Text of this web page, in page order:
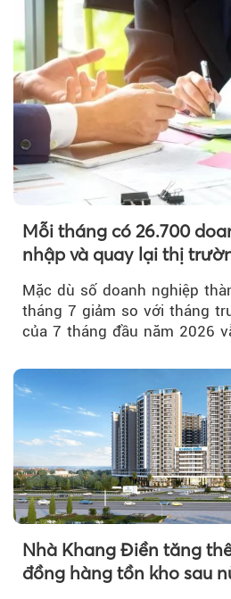
Mỗi tháng có 26.700
nhập và quay lại thị
Mặc dù số doanh nghiệp
tháng 7 giảm so với tháng
của 7 tháng đầu năm 2026
Nhà Khang Điền tăng
đồng hàng tồn kho sau